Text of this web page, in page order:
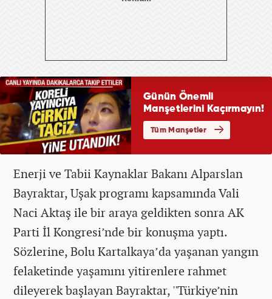
Enerji ve Tabii Kaynaklar Bakanı Alparslan
Bayraktar, Uşak programı kapsamında Vali
Naci Aktaş ile bir araya geldikten sonra AK
Parti İl Kongresi’nde bir konuşma yaptı.
Sözlerine, Bolu Kartalkaya’da yaşanan yangın
felaketinde yaşamını yitirenlere rahmet
dileyerek başlayan Bayraktar, ''Türkiye’nin